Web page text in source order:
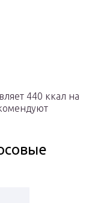
440 ккал на